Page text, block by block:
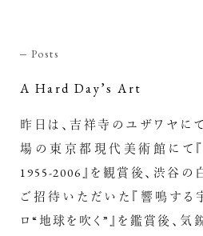
Posts
A Hard Day’s Art
昨日は、吉祥寺のユザワヤに
場の東京都現代美術館にて
1955-2006』を観賞後、渋谷の
ご招待いただいた『響鳴する
ロ“地球を吹く”』を鑑賞後、気